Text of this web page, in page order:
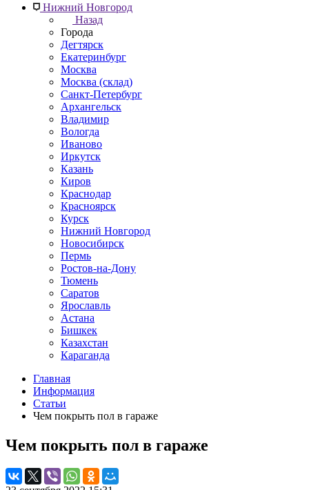
Нижний Новгород
Назад
Города
Дегтярск
Екатеринбург
Москва
Москва (склад)
Санкт-Петербург
Архангельск
Владимир
Вологда
Иваново
Иркутск
Казань
Киров
Краснодар
Красноярск
Курск
Нижний Новгород
Новосибирск
Пермь
Ростов-на-Дону
Тюмень
Саратов
Ярославль
Астана
Бишкек
Казахстан
Караганда
Главная
Информация
Статьи
Чем покрыть пол в гараже
Чем покрыть пол в гараже